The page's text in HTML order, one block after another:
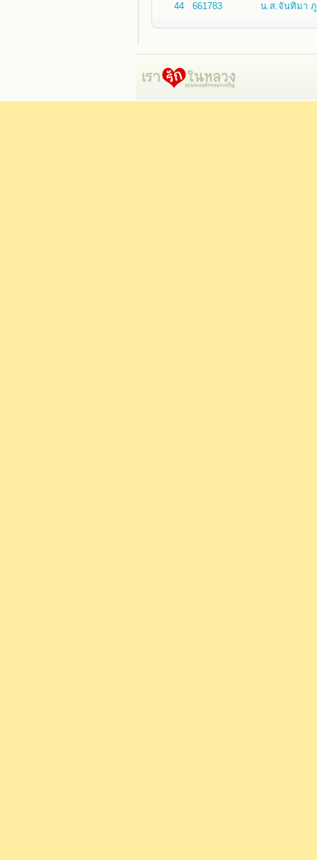
44
661783 น.ส.จันทิมา